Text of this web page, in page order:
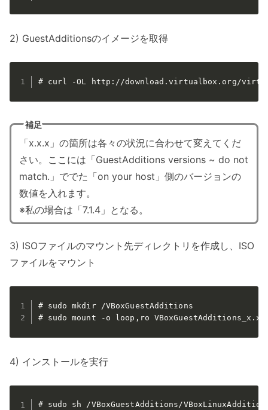
2) GuestAdditionsのイメージを取得
# curl -OL http://download.virtualbox.org/
補足
「x.x.x」の箇所は各々の状況に合わせて変えてくだ
さい。ここには「GuestAdditions versions ~ do not
match.」ででた「on your host」側のバージョンの
数値を入れます。
※私の場合は「7.1.4」となる。
3) ISOファイルのマウント先ディレクトリを作成し、ISO
ファイルをマウント
# sudo mkdir /VBoxGuestAdditions
# sudo mount -o loop,ro
4) インストールを実行
# sudo sh /VBoxGuestAdditions/